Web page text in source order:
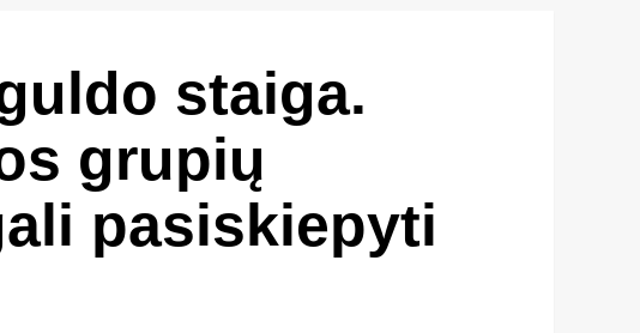
staiga.
grupių
pasiskiepyti